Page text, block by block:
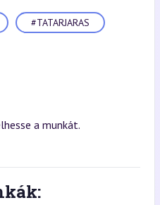
#TATARJARAS
a munkát.